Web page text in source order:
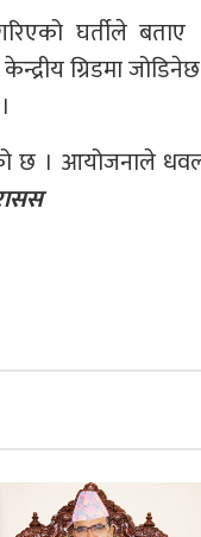
घर्तीले
ग्रिडमा
छ । आयोजनाले